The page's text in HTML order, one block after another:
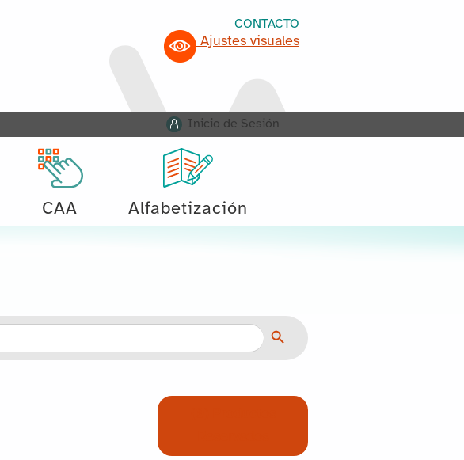
CONTACTO
Ajustes visuales
Inicio de Sesión
CAA Alfabetización
Botón de búsqueda